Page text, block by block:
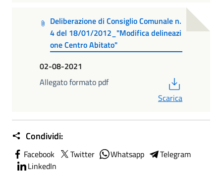
Deliberazione di Consiglio Comunale n.
4 del 18/01/2012_"Modifica delineazi
one Centro Abitato"
02-08-2021
Allegato formato pdf
Scarica
Condividi:
Facebook Twitter Whatsapp
Telegram
LinkedIn